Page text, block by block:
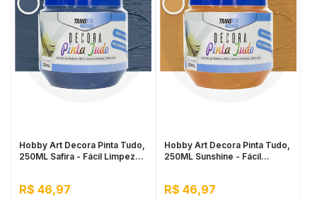
Hobby Art Decora Pinta Tudo,
250ML Safira - Fácil Limpeza,
R$ 46,97
Hobby Art Decora Pinta Tudo,
250ML Sunshine - Fácil
R$ 46,97